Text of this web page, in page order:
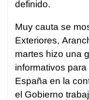
definido.
Muy cauta se
Exteriores,
martes hizo una
informativos
España en la
el Gobierno